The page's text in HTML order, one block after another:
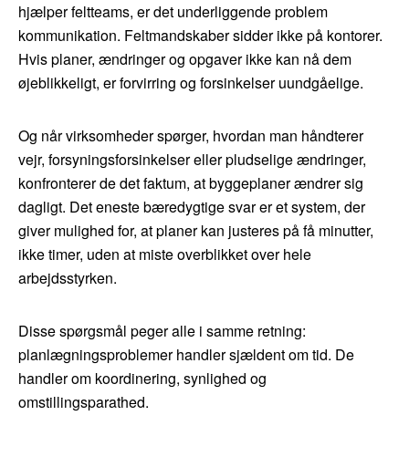
hjælper feltteams, er det underliggende problem
kommunikation. Feltmandskaber sidder ikke på kontorer.
Hvis planer, ændringer og opgaver ikke kan nå dem
øjeblikkeligt, er forvirring og forsinkelser uundgåelige.
Og når virksomheder spørger, hvordan man håndterer
vejr, forsyningsforsinkelser eller pludselige ændringer,
konfronterer de det faktum, at byggeplaner ændrer sig
dagligt. Det eneste bæredygtige svar er et system, der
giver mulighed for, at planer kan justeres på få minutter,
ikke timer, uden at miste overblikket over hele
arbejdsstyrken.
Disse spørgsmål peger alle i samme retning:
planlægningsproblemer handler sjældent om tid. De
handler om koordinering, synlighed og
omstillingsparathed.